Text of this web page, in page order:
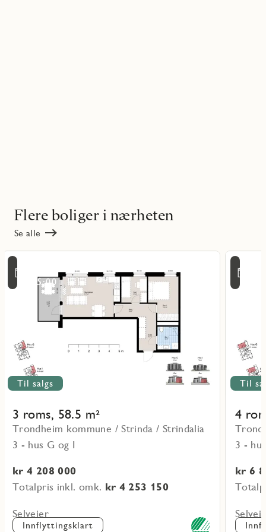
Flere boliger i nærheten
Se alle
Til salgs
3 roms, 58.5 m²
Trondheim kommune / Strinda / Strindalia
3 - hus G og I
kr 4 208 000
Totalpris inkl. omk. kr 4 253 150
Selveier
Innflyttingsklart
15:00
Les
mer
objekt
Til
4
3 -
kr 6
Les
mer
objekt